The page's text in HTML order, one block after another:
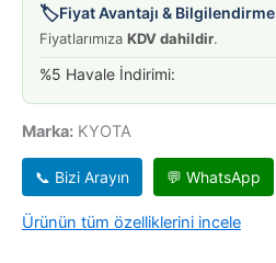
🏷️Fiyat Avantajı & Bilgilendirme
Fiyatlarımıza KDV dahildir.
%5 Havale İndirimi:
Marka: KYOTA
📞 Bizi Arayın 💬 WhatsApp
Ürünün tüm özelliklerini incele